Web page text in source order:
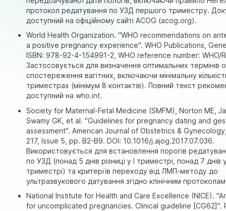
протокол редатування по УЗД першого триместру.
доступний на офіційному сайті ACOG (acog.org).
World Health Organization. "WHO recommendations on
a positive pregnancy experience". WHO Publications,
ISBN: 978-92-4-154991-2, WHO reference number: WHO/
Застосовується для визначення оптимальних термінів
спостереження вагітних, включаючи мінімальну
триместрах (мінімум 8 контактів). Повний текст
доступний на who.int.
Society for Maternal-Fetal Medicine (SMFM), Norton ME,
Swamy GK, et al. "Guidelines for pregnancy dating and
assessment". American Journal of Obstetrics &
217, Issue 5, pp. B2-B9. DOI: 10.1016/j.ajog.2017.07.036.
Використовується для встановлення порогів
по УЗД (понад 5 днів різниці у I триместрі, понад 7 днів
триместрі) та критеріїв переходу від ЛМП-методу до
ультразвукового датування згідно клінічним
National Institute for Health and Care Excellence (NICE).
for uncomplicated pregnancies. Clinical guideline [CG62]".